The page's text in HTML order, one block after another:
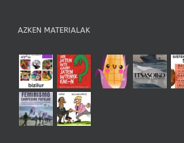
AZKEN MATERIALAK